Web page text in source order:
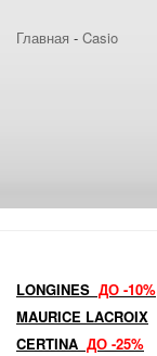
Главная - Casio
LONGINES ДО -10%
MAURICE LACROIX
CERTINA ДО -25%